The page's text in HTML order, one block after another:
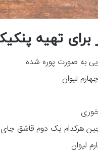
برای تهیه
به صورت پوره شده
لیوان
هرکدام یک دوم قاشق
لیوان